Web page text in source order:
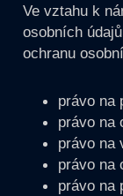
Ve vztahu k
osobních
ochranu
právo na
právo na
právo na
právo na
právo na